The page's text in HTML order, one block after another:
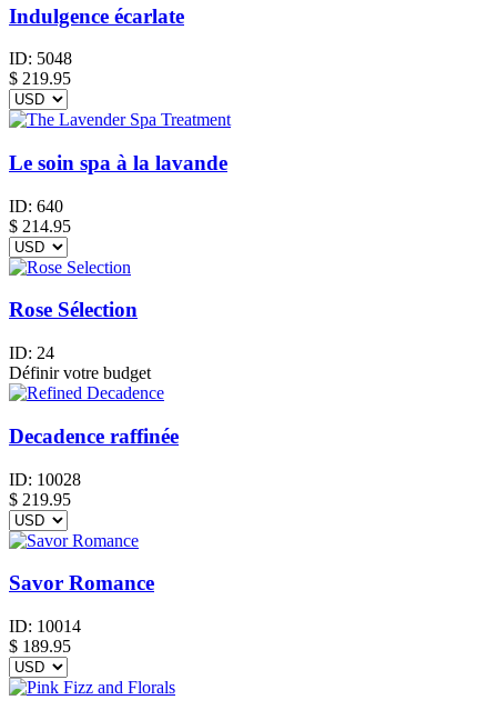
Indulgence écarlate
ID: 5048
$ 219.95
Le soin spa à la lavande
ID: 640
$ 214.95
Rose Sélection
ID: 24
Définir votre budget
Decadence raffinée
ID: 10028
$ 219.95
Savor Romance
ID: 10014
$ 189.95